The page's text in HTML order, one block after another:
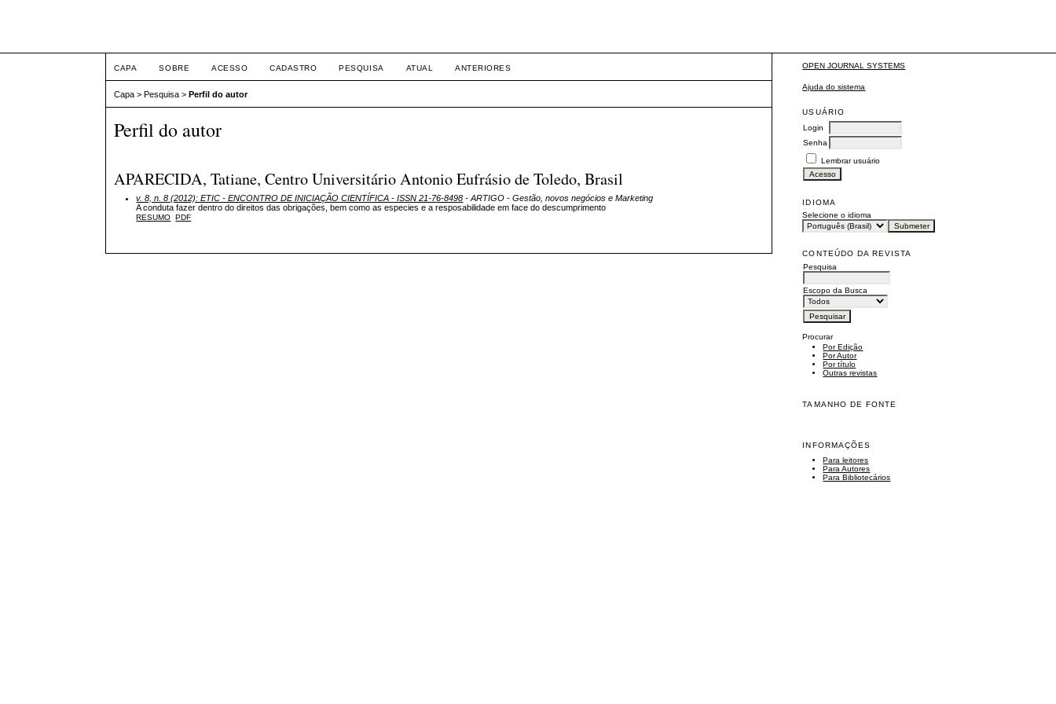
OPEN JOURNAL SYSTEMS
Ajuda do sistema
USUÁRIO
Login
Senha
Lembrar usuário
IDIOMA
Selecione o idioma
CONTEÚDO DA REVISTA
Pesquisa
Escopo da Busca
Procurar
Por Edição
Por Autor
Por título
Outras revistas
TAMANHO DE FONTE
INFORMAÇÕES
Para leitores
Para Autores
Para Bibliotecários
CAPA SOBRE ACESSO CADASTRO PESQUISA ATUAL ANTERIORES
Capa >Pesquisa >Perfil do autor
Perfil do autor
APARECIDA, Tatiane, Centro Universitário Antonio Eufrásio de Toledo, Brasil
v. 8, n. 8 (2012): ETIC - ENCONTRO DE INICIAÇÃO CIENTÍFICA - ISSN 21-76-8498 - ARTIGO - Gestão, novos negócios e Marketing
A conduta fazer dentro do direitos das obrigações, bem como as especies e a resposabilidade em face do descumprimento
RESUMO PDF